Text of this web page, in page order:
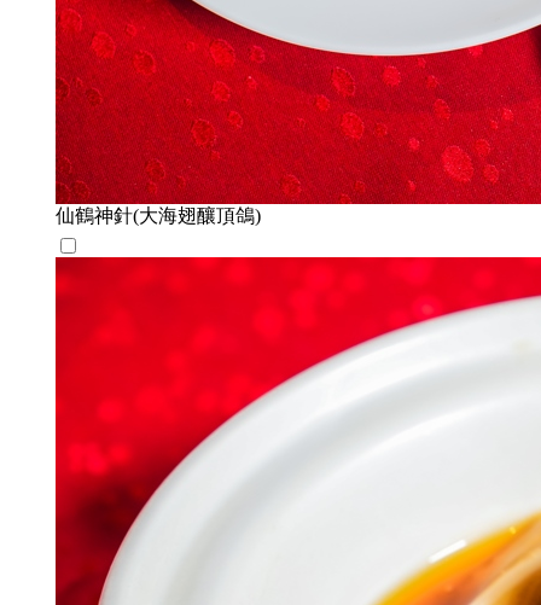
仙鶴神針(大海翅釀頂鴿)